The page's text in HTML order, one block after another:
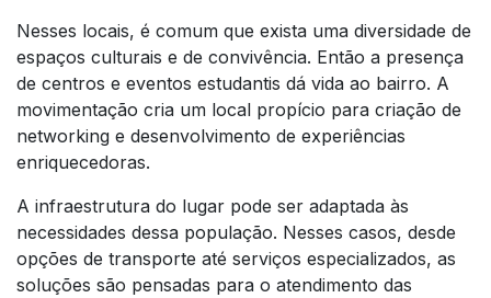
Nesses locais, é comum que exista uma diversidade de
espaços culturais e de convivência. Então a presença
de centros e eventos estudantis dá vida ao bairro. A
movimentação cria um local propício para criação de
networking e desenvolvimento de experiências
enriquecedoras.
A infraestrutura do lugar pode ser adaptada às
necessidades dessa população. Nesses casos, desde
opções de transporte até serviços especializados, as
soluções são pensadas para o atendimento das